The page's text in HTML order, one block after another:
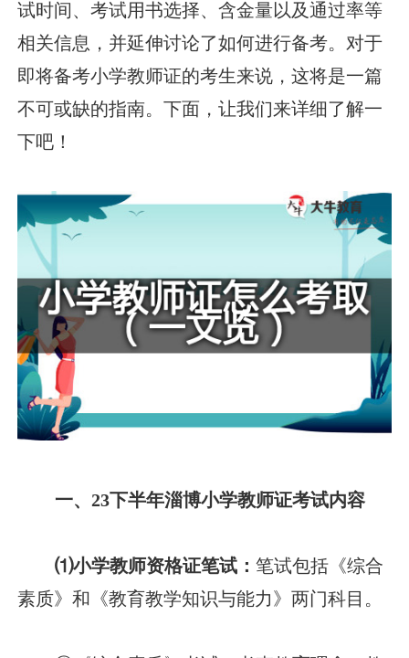
试时间、考试用书选择、含金量以及通过率等
相关信息，并延伸讨论了如何进行备考。对于
即将备考小学教师证的考生来说，这将是一篇
不可或缺的指南。下面，让我们来详细了解一
下吧！
一、23下半年淄博小学教师证考试内容
⑴小学教师资格证笔试：笔试包括《综合
素质》和《教育教学知识与能力》两门科目。